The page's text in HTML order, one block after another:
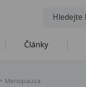
Články
Menopauza